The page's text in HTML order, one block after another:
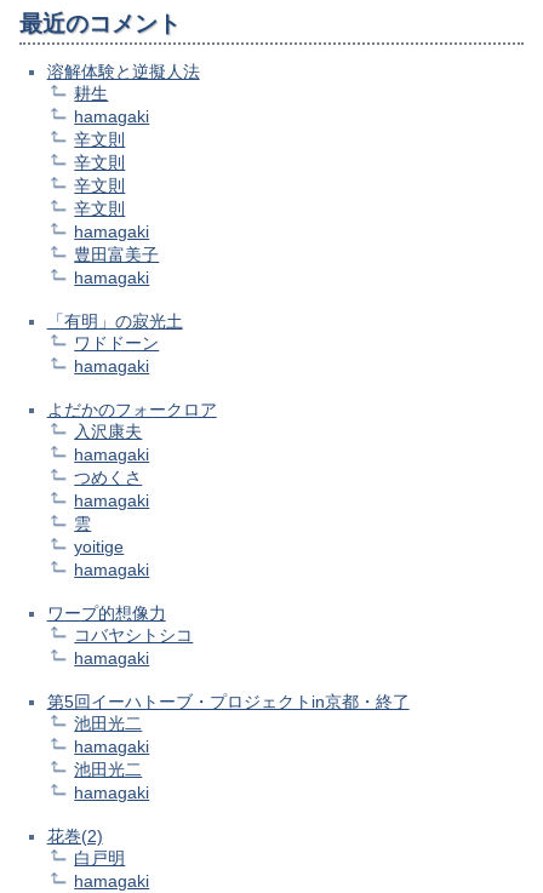
最近のコメント
溶解体験と逆擬人法
耕生
hamagaki
辛文則
辛文則
辛文則
辛文則
hamagaki
豊田富美子
hamagaki
「有明」の寂光土
ワドドーン
hamagaki
よだかのフォークロア
入沢康夫
hamagaki
つめくさ
hamagaki
雲
yoitige
hamagaki
ワープ的想像力
コバヤシトシコ
hamagaki
第5回イーハトーブ・プロジェクトin京都・終了
池田光二
hamagaki
池田光二
hamagaki
花巻(2)
白戸明
hamagaki